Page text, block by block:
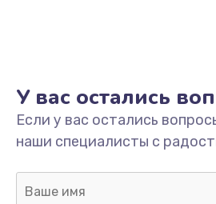
У вас остались
Если у вас остались
наши специалисты с